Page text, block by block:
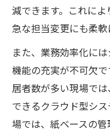
一元管理が
解説
プロパティ
例紹介
問い合わせ
践テク
契約書作成
減できます。これによ
急な担当変更にも柔軟
また、業務効率化に
機能の充実が不可欠
居者数が多い現場で
できるクラウド型シ
場では、紙ベースの